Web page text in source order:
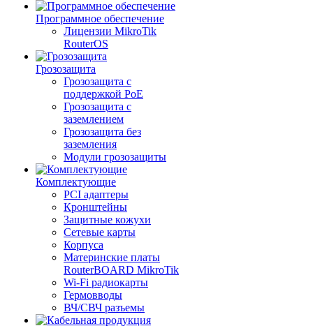
Программное обеспечение
Лицензии MikroTik
RouterOS
Грозозащита
Грозозащита с
поддержкой PoE
Грозозащита с
заземлением
Грозозащита без
заземления
Модули грозозащиты
Комплектующие
PCI адаптеры
Кронштейны
Защитные кожухи
Сетевые карты
Корпуса
Материнские платы
RouterBOARD MikroTik
Wi-Fi радиокарты
Гермовводы
ВЧ/СВЧ разъемы